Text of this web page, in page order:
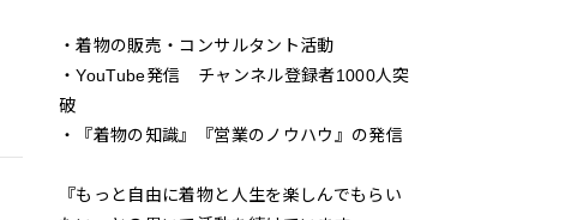
・着物の販売・コンサルタント活動
・YouTube発信 チャンネル登録者1000人突
破
・『着物の知識』『営業のノウハウ』の発信
『もっと自由に着物と人生を楽しんでもらい